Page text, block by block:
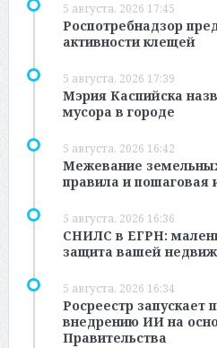
5 августа, 2026 17:45
Роспотребнадзор
активности клещей
5 августа, 2026 17:39
Мэрия Каспийска
мусора в городе
5 августа, 2026 16:42
Межевание
правила и пошаговая
5 августа, 2026 16:36
СНИЛС в ЕГРН:
защита вашей
5 августа, 2026 16:34
Росреестр запускает
внедрению ИИ на
Правительства